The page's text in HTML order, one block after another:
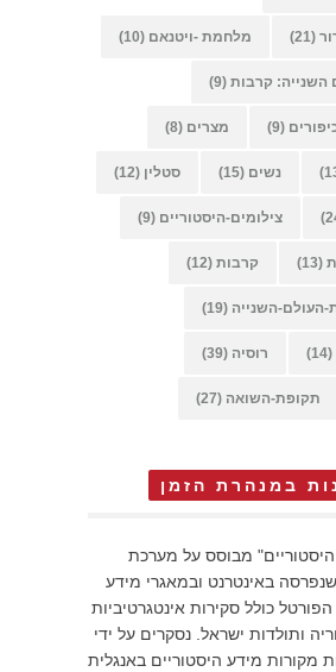
(21) מלחמת -ויטנאם (10)
קרבות (9)
(9) מצרים (8)
נשים (15) סטלין (12)
צילומים-היסטוריים (9)
(13) קרבות (12)
העולם-השנייה (19)
(14) רוסיה (39)
תקופת-השואה (27)
במנהרת הזמן
מבוסס על מערכת
באינטרנט ובמאגרי מידע
כולל סקירות אינטגרטיביות
ותולדות ישראל. נסקרים על ידי
מקורות מידע היסטוריים באנגלית